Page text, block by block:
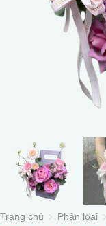
Trang chủ Phân loại